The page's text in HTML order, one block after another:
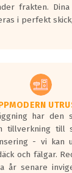
frakten.
i perfekt
har den
tillverkning till
- vi kan
och fälgar.
år senare